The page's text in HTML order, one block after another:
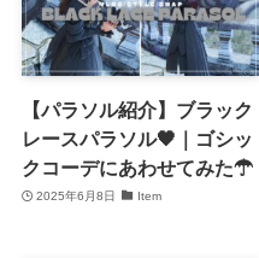
【パラソル紹介】ブラック
レースパラソル🖤｜ゴシッ
クコーデにあわせてみた☂
2025年6月8日 Item